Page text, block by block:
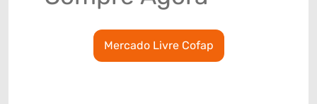
Mercado Livre Cofap